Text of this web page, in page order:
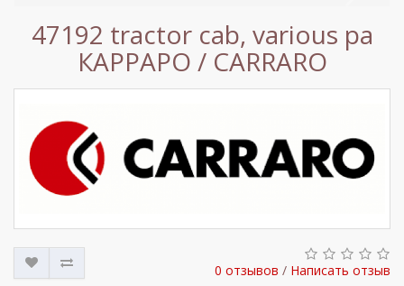
47192 tractor cab, various pa
КАРРАРО / CARRARO
0 отзывов / Написать отзыв